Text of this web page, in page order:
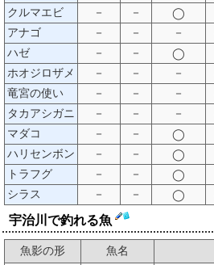
クルマエビ
－ － ◯
アナゴ
－ － －
ハゼ
－ － ◯
ホオジロザメ
－ － －
竜宮の使い
－ － －
タカアシガニ
－ － －
マダコ
－ － ◯
ハリセンボン
－ － ◯
トラフグ
－ － ◯
シラス
－ － ◯
宇治川で釣れる魚
魚影の形 魚名